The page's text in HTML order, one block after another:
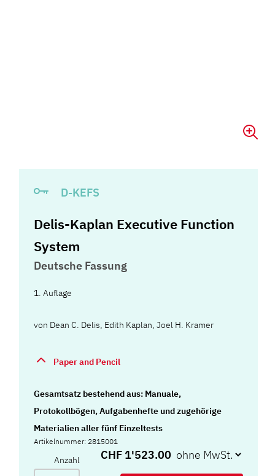
D-KEFS
Delis-Kaplan Executive Function
System
Deutsche Fassung
1. Auflage
von Dean C. Delis, Edith Kaplan,Joel H. Kramer
Paper and Pencil
Gesamtsatz bestehend aus: Manuale,
Protokollbögen, Aufgabenhefte und zugehörige
Materialien aller fünf Einzeltests
Artikelnummer: 2815001
Anzahl CHF 1'523.00